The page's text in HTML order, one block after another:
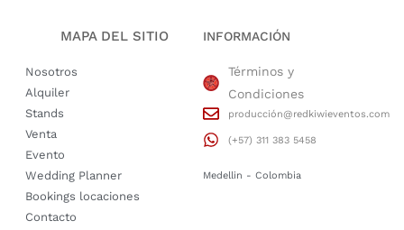
MAPA DEL SITIO
Nosotros
Alquiler
Stands
Venta
Evento
Wedding Planner
Bookings locaciones
Contacto
INFORMACIÓN
Términos y
Condiciones
producción@redkiwieventos.com
(+57) 311 383 5458
Medellin - Colombia